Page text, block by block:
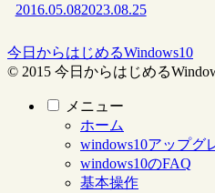
2016.05.082023.08.25
今日からはじめるWindows10
© 2015 今日からはじめる
メニュー
ホーム
windows10アップグ
windows10のFAQ
基本操作